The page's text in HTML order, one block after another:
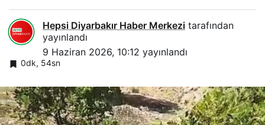
Hepsi Diyarbakır Haber Merkezi tarafından
yayınlandı
9 Haziran 2026, 10:12 yayınlandı
0dk, 54sn